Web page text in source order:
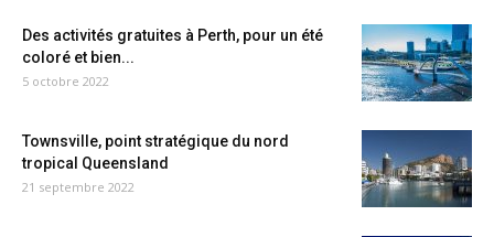
Des activités gratuites à Perth, pour un été
coloré et bien...
5 octobre 2022
Townsville, point stratégique du nord
tropical Queensland
21 septembre 2022